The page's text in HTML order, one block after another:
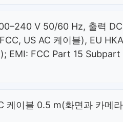
V 50/60 Hz, 출력
US AC 케이블), EU
EMI: FCC Part 15 Subpart
이블 0.5 m(화면과 카메